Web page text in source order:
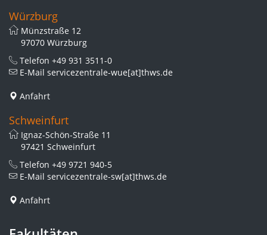
Würzburg
Münzstraße 12
97070 Würzburg
Telefon +49 931 3511-0
E-Mail servicezentrale-wue[at]thws.de
Anfahrt
Schweinfurt
Ignaz-Schön-Straße 11
97421 Schweinfurt
Telefon +49 9721 940-5
E-Mail servicezentrale-sw[at]thws.de
Anfahrt